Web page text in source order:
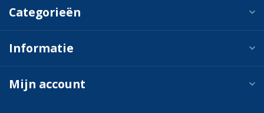
Categorieën
Informatie
Mijn account